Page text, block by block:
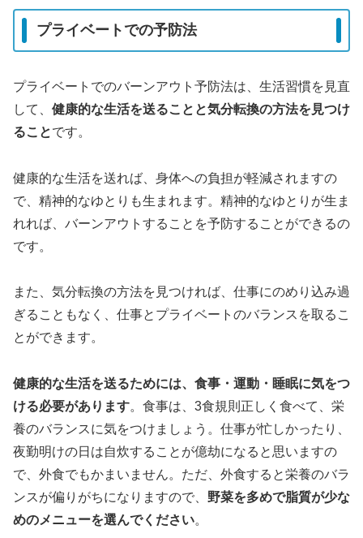
プライベートでの予防法
プライベートでのバーンアウト予防法は、生活習慣を見直
して、 健康的な生活を送ることと気分転換の方法を見つけ
ることです。
健康的な生活を送れば、身体への負担が軽減されますの
で、精神的なゆとりも生まれます。精神的なゆとりが生ま
れれば、バーンアウトすることを予防することができるの
です。
また、気分転換の方法を見つければ、仕事にのめり込み過
ぎることもなく、仕事とプライベートのバランスを取るこ
とができます。
健康的な生活を送るためには、食事・運動・睡眠に気をつ
ける必要があります。食事は、3食規則正しく食べて、栄
養のバランスに気をつけましょう。仕事が忙しかったり、
夜勤明けの日は自炊することが億劫になると思いますの
で、外食でもかまいません。ただ、外食すると栄養のバラ
ンスが偏りがちになりますので、 野菜を多めで脂質が少な
めのメニューを選んでください。